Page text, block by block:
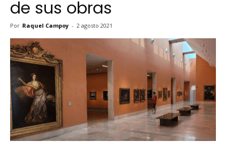
de sus obras
Por Raquel Campoy - 2 agosto 2021